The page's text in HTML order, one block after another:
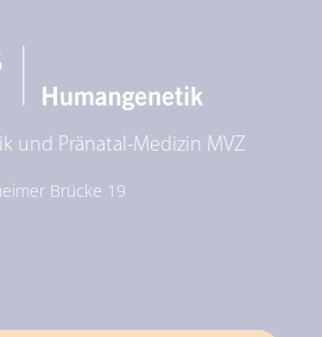
und Pränatal-Medizin MVZ
Brücke 19